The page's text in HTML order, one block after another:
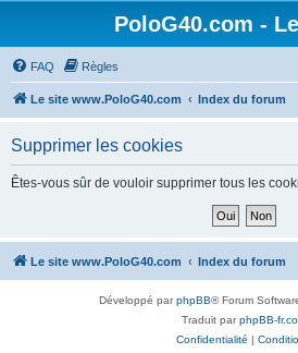
PoloG40.com -
FAQ Règles
Le site www.PoloG40.com Index du forum
Supprimer les cookies
Êtes-vous sûr de vouloir supprimer tous les
Le site www.PoloG40.com Index du forum
Développé parphpBB® Forum
Traduit parphpBB-
Confidentialité |